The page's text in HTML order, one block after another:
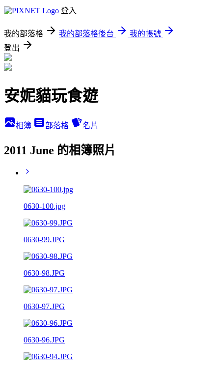
登入
我的部落格 我的部落格後台
我的帳號
登出
安妮貓玩食遊
相簿 部落格 名片
2011 June 的相簿照片
0630-100.jpg
0630-99.JPG
0630-98.JPG
0630-97.JPG
0630-96.JPG